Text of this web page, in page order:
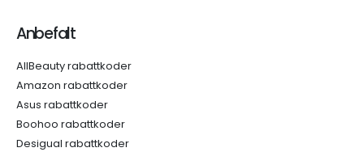
Anbefalt
AllBeauty rabattkoder
Amazon rabattkoder
Asus rabattkoder
Boohoo rabattkoder
Desigual rabattkoder